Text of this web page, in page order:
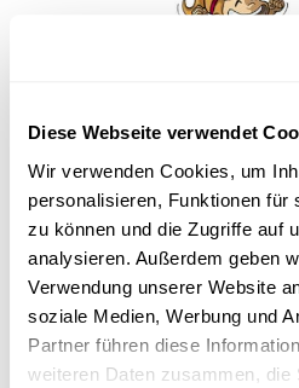
Diese Webseite verwendet
Wir verwenden Cookies, um
personalisieren, Funktionen für
zu können und die Zugriffe auf
analysieren. Außerdem geben
Verwendung unserer Website
soziale Medien, Werbung und
Partner führen diese
weiteren Daten zusammen, die
RAUMFAHRT
Wie Schwerelosigkeit
Einmal schwerelos herum
sein. Hier erfährst du, wie